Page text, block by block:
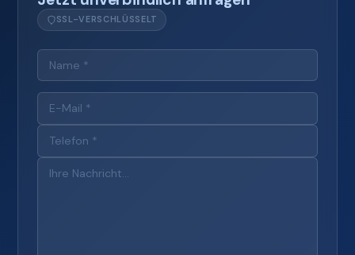
SSL-VERSCHLÜSSELT